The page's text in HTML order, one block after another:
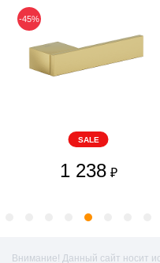
-45%
SALE
1 238 ₽
Внимание! Данный сайт носит